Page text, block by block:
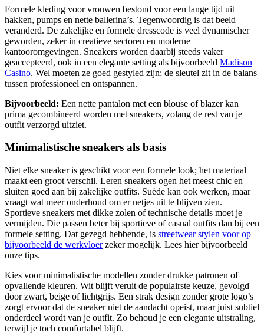
Formele kleding voor vrouwen bestond voor een lange tijd uit
hakken, pumps en nette ballerina’s. Tegenwoordig is dat beeld
veranderd. De zakelijke en formele dresscode is veel dynamischer
geworden, zeker in creatieve sectoren en moderne
kantooromgevingen. Sneakers worden daarbij steeds vaker
geaccepteerd, ook in een elegante setting als bijvoorbeeld Madison
Casino. Wel moeten ze goed gestyled zijn; de sleutel zit in de balans
tussen professioneel en ontspannen.
Bijvoorbeeld: Een nette pantalon met een blouse of blazer kan
prima gecombineerd worden met sneakers, zolang de rest van je
outfit verzorgd uitziet.
Minimalistische sneakers als basis
Niet elke sneaker is geschikt voor een formele look; het materiaal
maakt een groot verschil. Leren sneakers ogen het meest chic en
sluiten goed aan bij zakelijke outfits. Suède kan ook werken, maar
vraagt wat meer onderhoud om er netjes uit te blijven zien.
Sportieve sneakers met dikke zolen of technische details moet je
vermijden. Die passen beter bij sportieve of casual outfits dan bij een
formele setting. Dat gezegd hebbende, is streetwear stylen voor op
bijvoorbeeld de werkvloerzeker mogelijk. Lees hier bijvoorbeeld
onze tips.
Kies voor minimalistische modellen zonder drukke patronen of
opvallende kleuren. Wit blijft veruit de populairste keuze, gevolgd
door zwart, beige of lichtgrijs. Een strak design zonder grote logo’s
zorgt ervoor dat de sneaker niet de aandacht opeist, maar juist subtiel
onderdeel wordt van je outfit. Zo behoud je een elegante uitstraling,
terwijl je toch comfortabel blijft.